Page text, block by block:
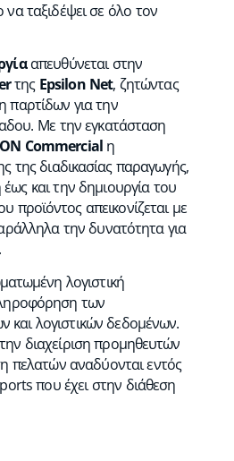
ταξιδέψει σε όλο τον
απευθύνεται στην
της Epsilon Net, ζητώντας
για την
Με την εγκατάσταση
Commercialη
της διαδικασίας παραγωγής,
και την δημιουργία του
προϊόντος απεικονίζεται με
την δυνατότητα για
λογιστική
των
και λογιστικών δεδομένων.
διαχείριση προμηθευτών
πελατών αναδύονται εντός
που έχει στην διάθεση